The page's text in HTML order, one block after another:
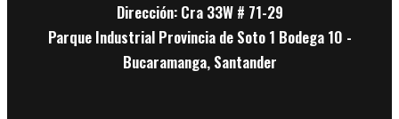
Dirección: Cra 33W # 71-29
Parque Industrial Provincia de Soto 1 Bodega 10 -
Bucaramanga, Santander